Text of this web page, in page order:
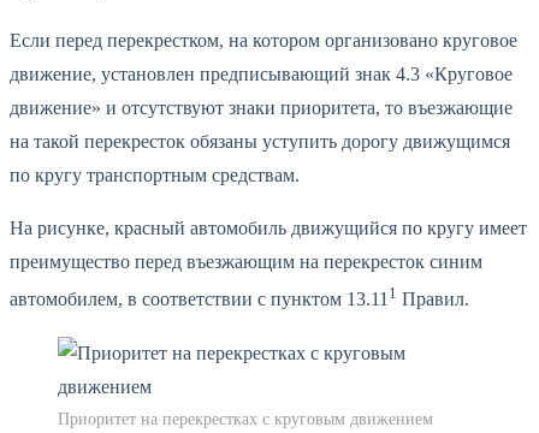
Если перед перекрестком, на котором организовано круговое
движение, установлен предписывающий знак 4.3 «Круговое
движение» и отсутствуют знаки приоритета, то въезжающие
на такой перекресток обязаны уступить дорогу движущимся
по кругу транспортным средствам.
На рисунке, красный автомобиль движущийся по кругу имеет
преимущество перед въезжающим на перекресток синим
автомобилем, в соответствии с пунктом 13.111 Правил.
Приоритет на перекрестках с круговым движением